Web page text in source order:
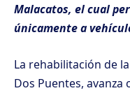
Malacatos, el cual
únicamente a
La rehabilitación de
Dos Puentes,